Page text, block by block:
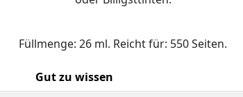
Füllmenge: 26 ml. Reicht für: 550 Seiten.
Gut zu wissen